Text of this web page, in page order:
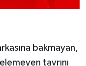
bakmayan,
tavrını